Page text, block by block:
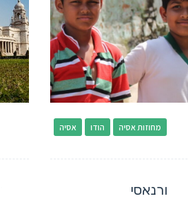
אסיה הודו מחוזות אסיה
ורנאסי